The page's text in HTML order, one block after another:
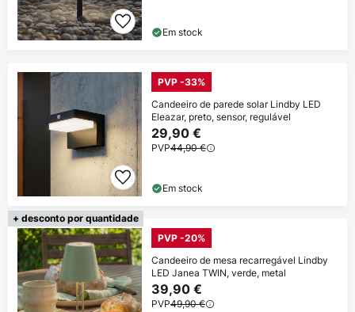
Em stock
PVP -33%
Candeeiro de parede solar Lindby LED
Eleazar, preto, sensor, regulável
29,90 €
PVP44,90 €
Em stock
+ desconto por quantidade
PVP -20%
Candeeiro de mesa recarregável Lindby
LED Janea TWIN, verde, metal
39,90 €
PVP49,90 €